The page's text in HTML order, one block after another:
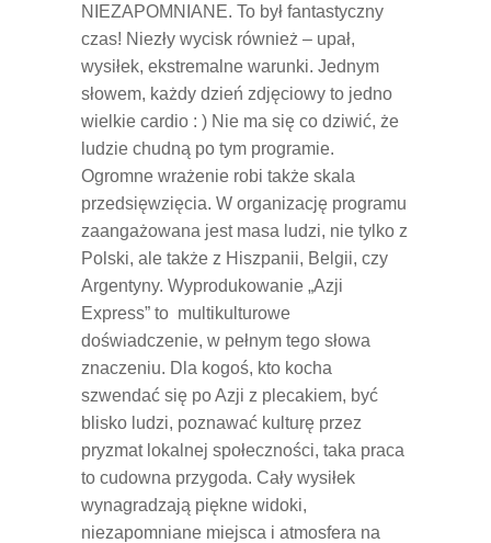
NIEZAPOMNIANE. To był fantastyczny
czas! Niezły wycisk również – upał,
wysiłek, ekstremalne warunki. Jednym
słowem, każdy dzień zdjęciowy to jedno
wielkie cardio : ) Nie ma się co dziwić, że
ludzie chudną po tym programie.
Ogromne wrażenie robi także skala
przedsięwzięcia. W organizację programu
zaangażowana jest masa ludzi, nie tylko z
Polski, ale także z Hiszpanii, Belgii, czy
Argentyny. Wyprodukowanie „Azji
Express” to multikulturowe
doświadczenie, w pełnym tego słowa
znaczeniu. Dla kogoś, kto kocha
szwendać się po Azji z plecakiem, być
blisko ludzi, poznawać kulturę przez
pryzmat lokalnej społeczności, taka praca
to cudowna przygoda. Cały wysiłek
wynagradzają piękne widoki,
niezapomniane miejsca i atmosfera na